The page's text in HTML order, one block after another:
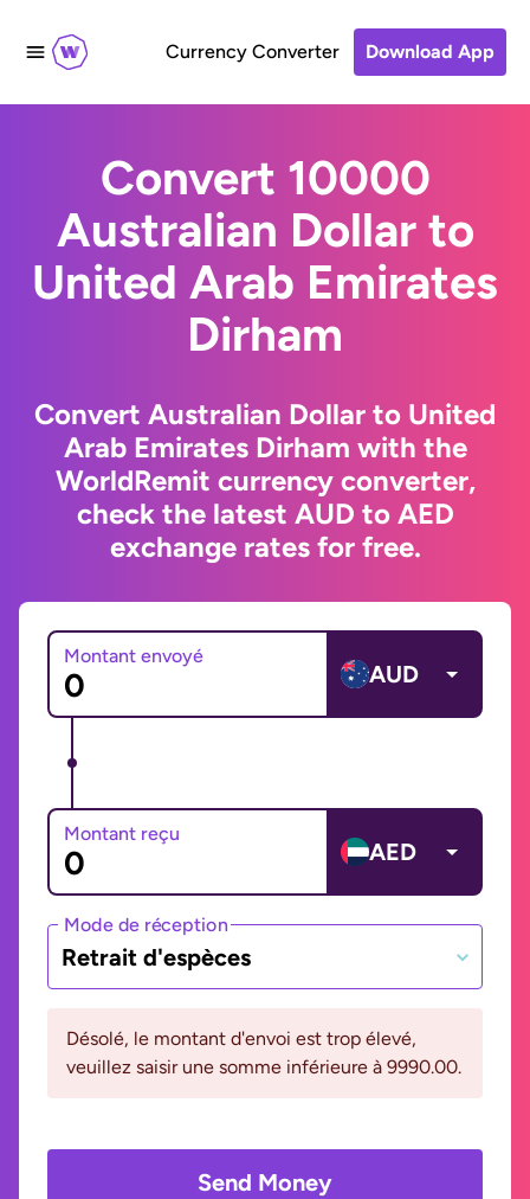
Currency Converter Download App
Convert 10000
Australian Dollar to
United Arab Emirates
Dirham
Convert Australian Dollar to United
Arab Emirates Dirham with the
WorldRemit currency converter,
check the latest AUD to AED
exchange rates for free.
Montant envoyé
AUD
Montant reçu
AED
Mode de réception
Retrait d'espèces
Désolé, le montant d'envoi est trop élevé,
veuillez saisir une somme inférieure à 9990.00.
Send Money